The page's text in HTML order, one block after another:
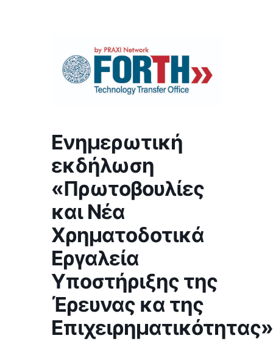
Eνημερωτική
εκδήλωση
«Πρωτοβουλίες
και Νέα
Χρηματοδοτικά
Εργαλεία
Υποστήριξης της
Έρευνας κα της
Επιχειρηματικότητας»